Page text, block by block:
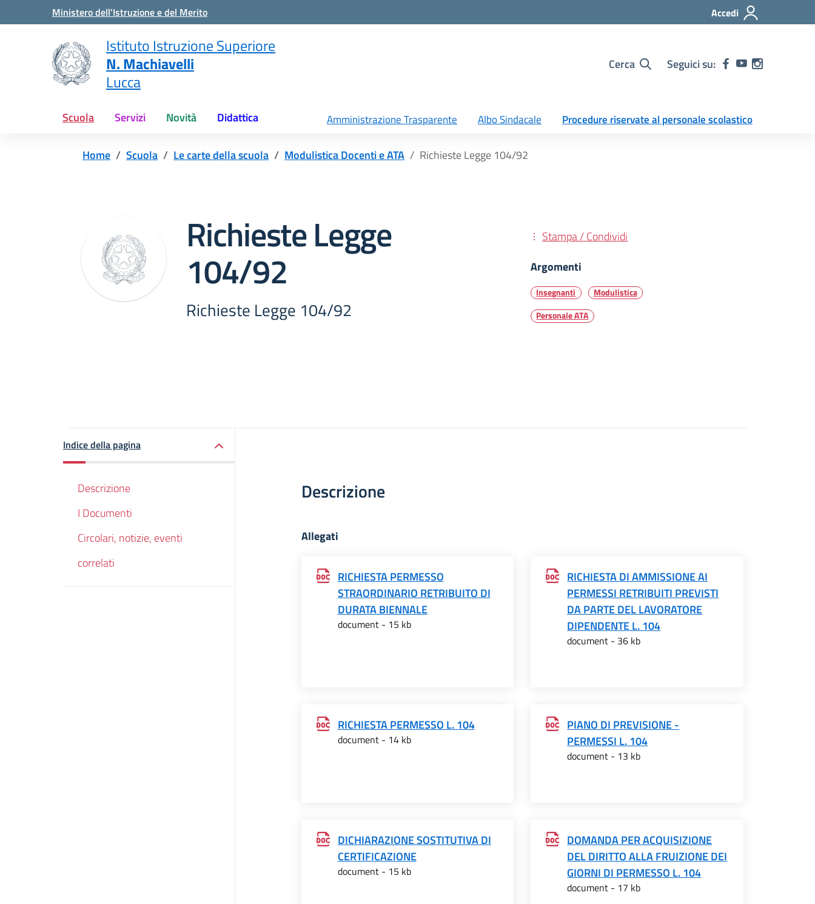
Vai ai contenuti
Vai al menu di navigazione
Ministero dell'Istruzione e del Merito Accedi
Istituto Istruzione Superiore
N. Machiavelli
Lucca
Cerca Seguici su:
Scuola Servizi Novità Didattica Amministrazione Trasparente Albo Sindacale Procedure riservate al personale scolastico
Home Scuola Le carte della scuola Modulistica Docenti e ATA Richieste Legge 104/92
Richieste Legge
104/92
Richieste Legge 104/92
Stampa / Condividi
Argomenti
Insegnanti
Modulistica
Personale ATA
Indice della pagina
Descrizione
I Documenti
Circolari, notizie, eventi
correlati
Descrizione
Allegati
RICHIESTA PERMESSO
STRAORDINARIO RETRIBUITO DI
DURATA BIENNALE
document - 15 kb
RICHIESTA DI AMMISSIONE AI
PERMESSI RETRIBUITI PREVISTI
DA PARTE DEL LAVORATORE
DIPENDENTE L. 104
document - 36 kb
RICHIESTA PERMESSO L. 104
document - 14 kb
PIANO DI PREVISIONE -
PERMESSI L. 104
document - 13 kb
DICHIARAZIONE SOSTITUTIVA DI
CERTIFICAZIONE
document - 15 kb
DOMANDA PER ACQUISIZIONE
DEL DIRITTO ALLA FRUIZIONE DEI
GIORNI DI PERMESSO L. 104
document - 17 kb